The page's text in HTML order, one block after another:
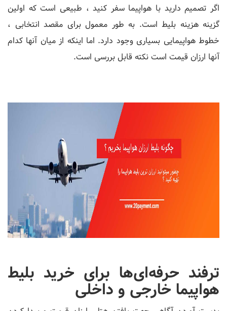
اگر تصمیم دارید با هواپیما سفر کنید ، طبیعی است که اولین
گزینه هزینه بلیط است. به طور معمول برای مقصد انتخابی ،
خطوط هواپیمایی بسیاری وجود دارد. اما اینکه از میان آنها کدام
آنها ارزان قیمت است نکته قابل بررسی است.
ترفند حرفه‌ای‌ها برای خرید بلیط
هواپیما خارجی و داخلی